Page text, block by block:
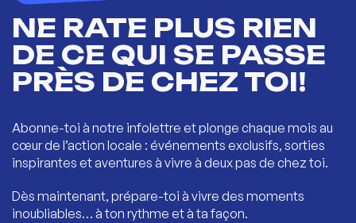
NE RATE PLUS RIEN
DE CE QUI SE PASSE
PRÈS DE CHEZ TOI!
Abonne-toi à notre infolettre et plonge chaque mois au
cœur de l’action locale : événements exclusifs, sorties
inspirantes et aventures à vivre à deux pas de chez toi.
Dès maintenant, prépare-toi à vivre des moments
inoubliables… à ton rythme et à ta façon.